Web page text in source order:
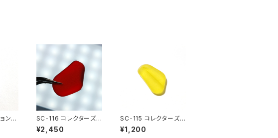
ン用
SC-116 コレクターズ
シーグラス（ワインレッ
ド）
¥2,450
SC-115 コレクターズ
シーグラス (黄色)
¥1,200